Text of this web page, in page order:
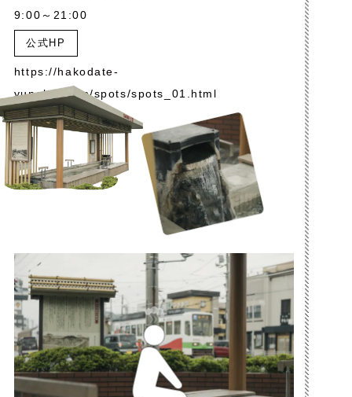
9:00～21:00
公式HP
https://hakodate-
yunokawa.jp/spots/spots_01.html